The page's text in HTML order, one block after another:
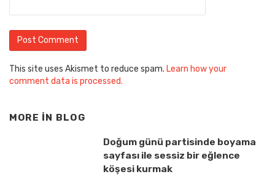
This site uses Akismet to reduce spam. Learn how your
comment data is processed.
MORE IN BLOG
Doğum günü partisinde boyama
sayfası ile sessiz bir eğlence
köşesi kurmak